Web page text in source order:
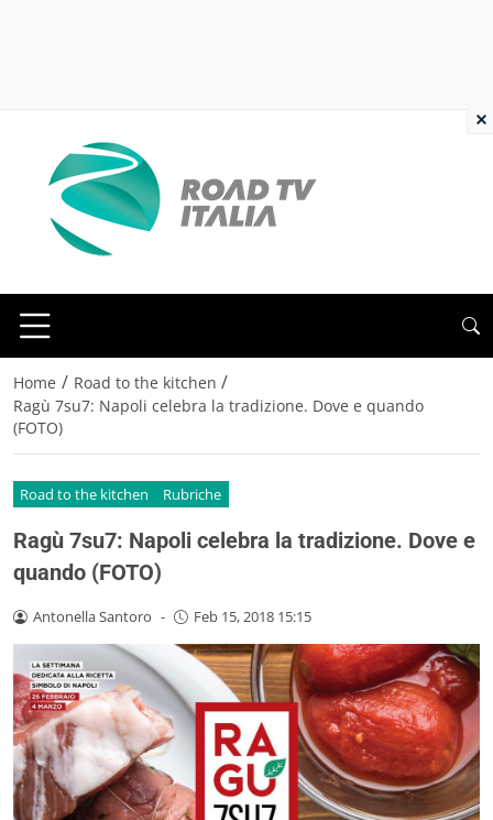
Home / Road to the kitchen /
Ragù 7su7: Napoli celebra la tradizione. Dove e quando
(FOTO)
Road to the kitchen Rubriche
Ragù 7su7: Napoli celebra la tradizione. Dove e
quando (FOTO)
Antonella Santoro - Feb 15, 2018 15:15
×